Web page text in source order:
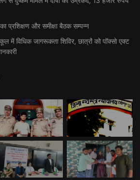
प्रशिक्षण और समीक्षा बैठक सम्पन्न
में विधिक जागरूकता शिविर, छात्रों को पॉक्सो एक्ट